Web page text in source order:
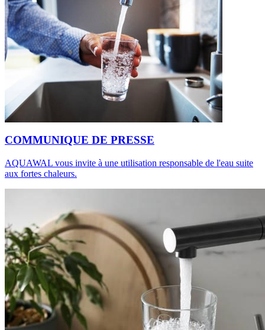
COMMUNIQUE DE PRESSE
AQUAWAL vous invite à une utilisation responsable de l'eau suite
aux fortes chaleurs.